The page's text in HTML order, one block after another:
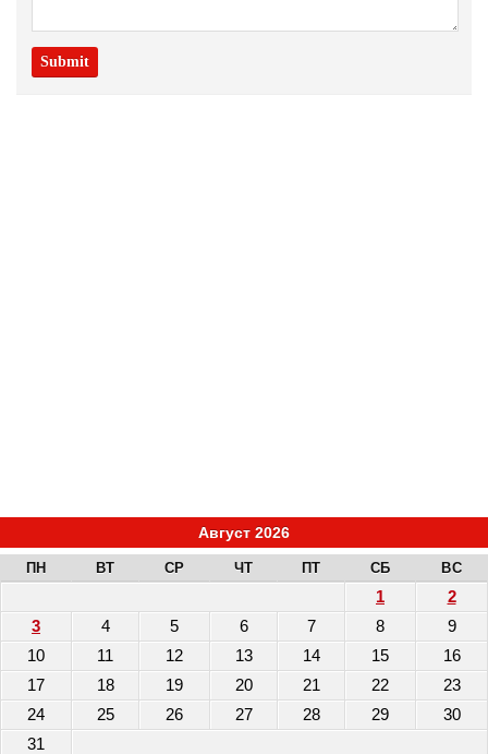
Август 2026
ПН ВТ СР ЧТ ПТ СБ ВС
1
2
3
4 5 6 7 8
9
10
11 12 13 14 15
16
17
18 19 20 21 22
23
24
25 26 27 28 29
30
31